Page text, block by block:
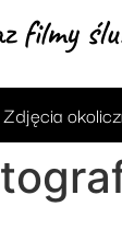
filmy
Zdjęcia